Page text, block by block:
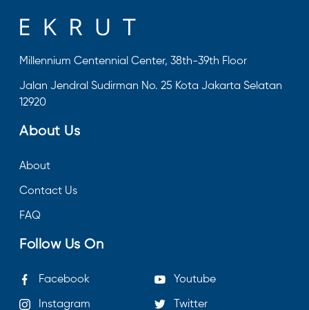
Millennium Centennial Center, 38th-39th Floor
Jalan Jendral Sudirman No. 25 Kota Jakarta Selatan
12920
About Us
About
Contact Us
FAQ
Follow Us On
Facebook Youtube
Instagram Twitter